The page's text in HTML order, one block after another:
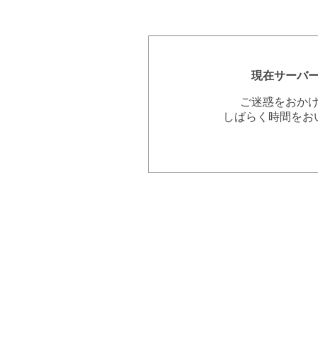
現在サーバ
ご迷惑をおか
しばらく時間を